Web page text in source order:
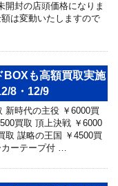
開封の店頭価格になりま
は変動いたしますので
BOXも高額買取実施
8・12/9
新時代の主役 ￥6000買
買取 頂上決戦 ￥6000
取 謀略の王国 ￥4500買
カーテープ付 …